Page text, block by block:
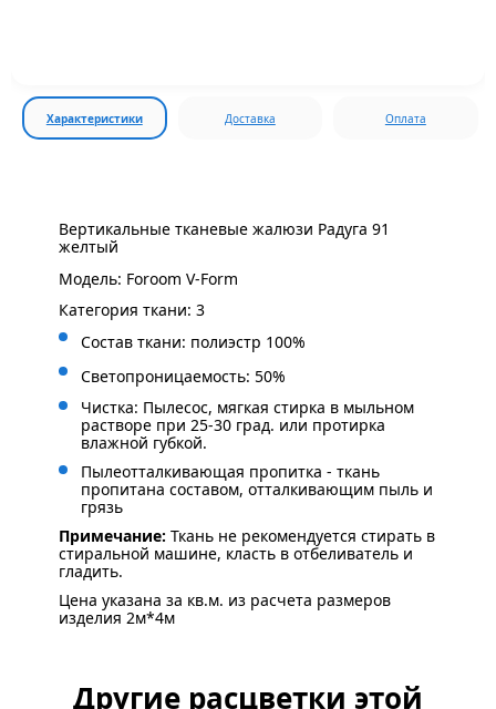
Характеристики Доставка Оплата
Вертикальные тканевые жалюзи Радуга 91
желтый
Модель: Foroom V-Form
Категория ткани: 3
Состав ткани: полиэстр 100%
Светопроницаемость: 50%
Чистка: Пылесос, мягкая стирка в мыльном
растворе при 25-30 град. или протирка
влажной губкой.
Пылеотталкивающая пропитка - ткань
пропитана составом, отталкивающим пыль и
грязь
Примечание: Ткань не рекомендуется стирать в
стиральной машине, класть в отбеливатель и
гладить.
Цена указана за кв.м. из расчета размеров
изделия 2м*4м
Другие расцветки этой